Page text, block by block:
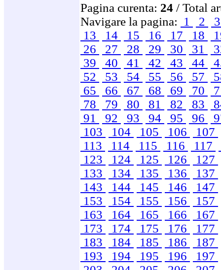
Pagina curenta: 24 / Total
Navigare la pagina: 1 2
13
14 15 16 17 18
26
27 28 29 30 31
39
40 41 42 43 44
52
53 54 55 56 57
65
66 67 68 69 70
78
79 80 81 82 83
91
92 93 94 95 96
103
104 105 106
107
113
114 115 116 117
123
124 125 126
127
133
134 135 136
137
143
144 145 146
147
153
154 155 156
157
163
164 165 166
167
173
174 175 176
177
183
184 185 186
187
193
194 195 196
197